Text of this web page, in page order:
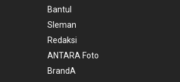
Bantul
Sleman
Redaksi
ANTARA Foto
BrandA